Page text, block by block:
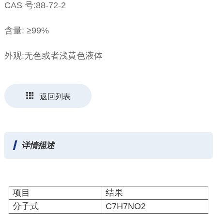
CAS 号:88-72-2
含量: ≥99%
外观:无色或者浅黄色液体
返回列表
详情描述
项目
结果
分子式
C7H7NO2